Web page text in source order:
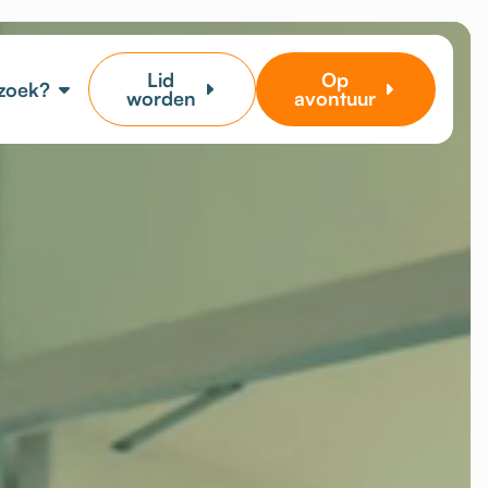
Lid
worden
Op
avontuur